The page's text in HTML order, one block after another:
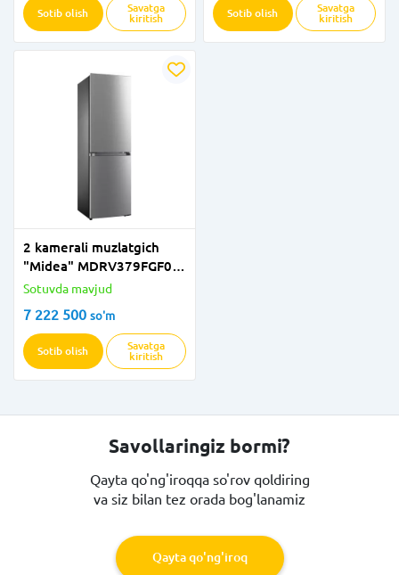
Sotib olish
Savatga
kiritish
Sotib olish
Savatga
kiritish
2 kamerali muzlatgich
"Midea" MDRV379FGF02
(po'lat)
Sotuvda mavjud
7 222 500 so'm
Sotib olish
Savatga
kiritish
Savollaringiz bormi?
Qayta qo'ng'iroqqa so'rov qoldiring
va siz bilan tez orada bog'lanamiz
Qayta qo'ng'iroq